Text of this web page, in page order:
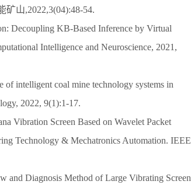
山,2022,3(04):48-54.
Decoupling KB-Based Inference by Virtual
Intelligence and Neuroscience, 2021,
of intelligent coal mine technology systems in
2022, 9(1):1-17.
Vibration Screen Based on Wavelet Packet
Technology & Mechatronics Automation. IEEE
and Diagnosis Method of Large Vibrating Screen